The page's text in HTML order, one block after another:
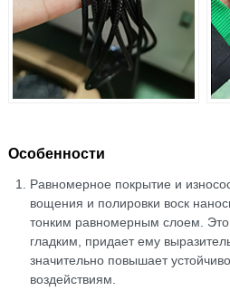
Особенности
Равномерное покрытие и
вощения и полировки воск
тонким равномерным слоем.
гладким, придает ему
значительно повышает
воздействиям.